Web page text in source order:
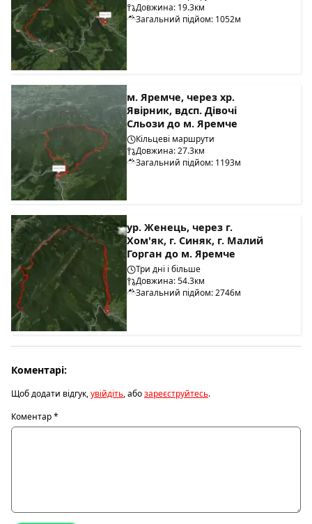
Довжина: 19.3км
Загальний підйом: 1052м
м. Яремче, через хр.
Явірник, вдсп. Дівочі
Сльози до м. Яремче
Кільцеві маршрути
Довжина: 27.3км
Загальний підйом: 1193м
ур. Женець, через г.
Хом'як, г. Синяк, г. Малий
Горган до м. Яремче
Три дні і більше
Довжина: 54.3км
Загальний підйом: 2746м
Коментарі:
Щоб додати відгук,увійдіть, абозареєструйтесь.
Коментар*